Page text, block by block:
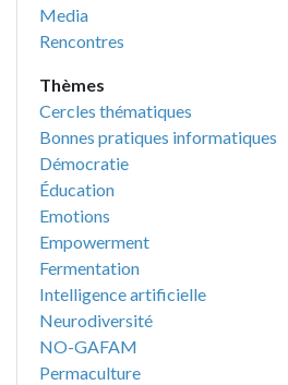
Media
Rencontres
Thèmes
Cercles thématiques
Bonnes pratiques informatiques
Démocratie
Éducation
Emotions
Empowerment
Fermentation
Intelligence artificielle
Neurodiversité
NO-GAFAM
Permaculture